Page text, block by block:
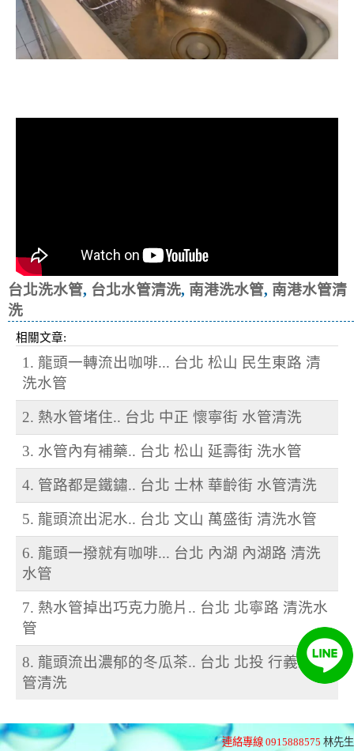
台北洗水管, 台北水管清洗, 南港洗水管, 南港水管清
洗
相關文章:
1. 龍頭一轉流出咖啡... 台北 松山 民生東路 清
洗水管
2. 熱水管堵住.. 台北 中正 懷寧街 水管清洗
3. 水管內有補藥.. 台北 松山 延壽街 洗水管
4. 管路都是鐵鏽.. 台北 士林 華齡街 水管清洗
5. 龍頭流出泥水.. 台北 文山 萬盛街 清洗水管
6. 龍頭一撥就有咖啡... 台北 內湖 內湖路 清洗
水管
7. 熱水管掉出巧克力脆片.. 台北 北寧路 清洗水
管
8. 龍頭流出濃郁的冬瓜茶.. 台北 北投 行義路 水
管清洗
連絡專線 0915888575 林先生